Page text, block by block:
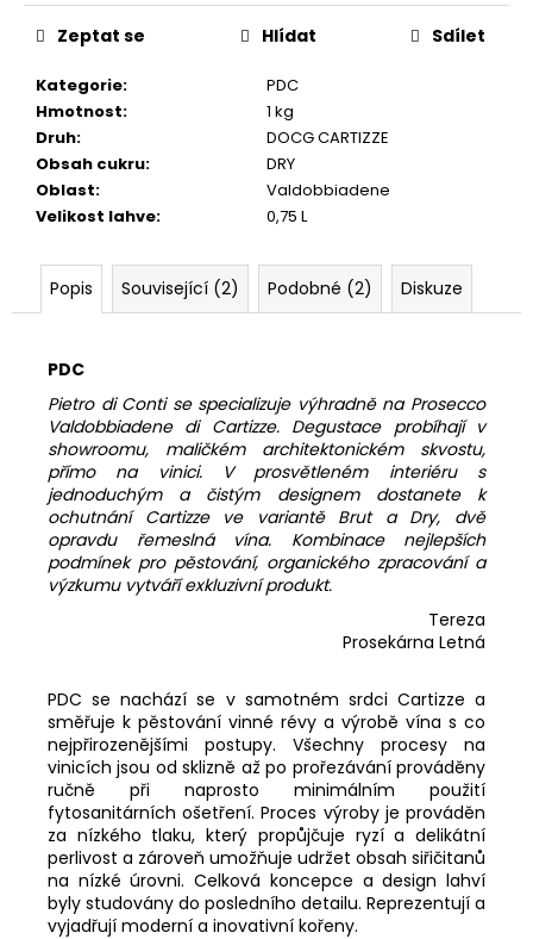
Kategorie:
PDC
Hmotnost:
1 kg
Druh:
DOCG CARTIZZE
Obsah cukru:
DRY
Oblast:
Valdobbiadene
Velikost lahve: 0,75 L
Zeptat se Hlídat Sdílet
Popis Související (2) Podobné (2) Diskuze
PDC
Pietro di Conti se specializuje výhradně na Prosecco
Valdobbiadene di Cartizze. Degustace probíhají v
showroomu, maličkém architektonickém skvostu,
přímo na vinici. V prosvětleném interiéru s
jednoduchým a čistým designem dostanete k
ochutnání Cartizze ve variantě Brut a Dry, dvě
opravdu řemeslná vína. Kombinace nejlepších
podmínek pro pěstování, organického zpracování a
výzkumu vytváří exkluzivní produkt.
Tereza
Prosekárna Letná
PDC se nachází se v samotném srdci Cartizze a
směřuje k pěstování vinné révy a výrobě vína s co
nejpřirozenějšími postupy. Všechny procesy na
vinicích jsou od sklizně až po prořezávání prováděny
ručně při naprosto minimálním použití
fytosanitárních ošetření. Proces výroby je prováděn
za nízkého tlaku, který propůjčuje ryzí a delikátní
perlivost a zároveň umožňuje udržet obsah siřičitanů
na nízké úrovni. Celková koncepce a design lahví
byly studovány do posledního detailu. Reprezentují a
vyjadřují moderní a inovativní kořeny.
TAŠKA
BAG
MAY
CONTAIN
PROSECCO
BÉŽOVÁ
160